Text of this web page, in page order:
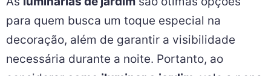
para quem busca um toque especial na
decoração, além de garantir a visibilidade
necessária durante a noite. Portanto, ao